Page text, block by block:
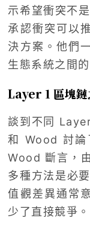
示希望衝突不
承認衝突可以
決方案。他們
生態系統之間
Layer 1 區塊鏈
談到不同
和 Wood 討論
Wood 斷言，
多種方法是必
值觀差異通常
少了直接競爭。